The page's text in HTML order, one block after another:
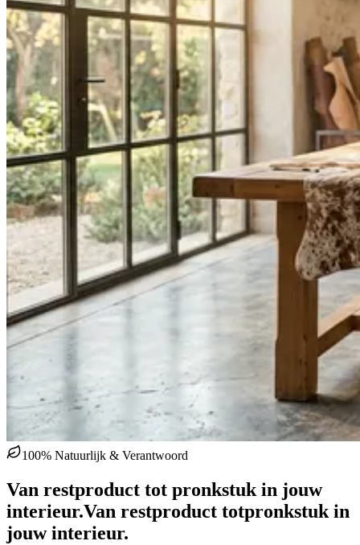
100% Natuurlijk & Verantwoord
Van restproduct tot pronkstuk in jouw
interieur.Van restproduct totpronkstuk in
jouw interieur.